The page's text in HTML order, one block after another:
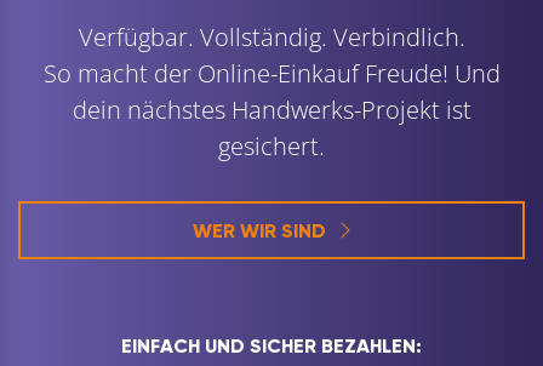
Verfügbar. Vollständig. Verbindlich.
So macht der Online-Einkauf Freude! Und
dein nächstes Handwerks-Projekt ist
gesichert.
WER WIR SIND
EINFACH UND SICHER BEZAHLEN: